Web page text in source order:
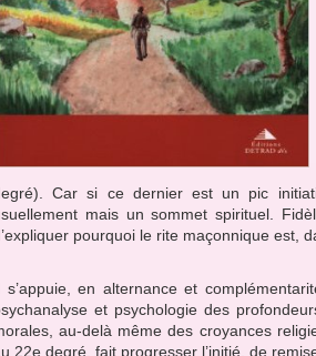
Car si ce dernier est un pic
mais un sommet spirituel.
pourquoi le rite maçonnique est,
s’appuie, en alternance et
et psychologie des
au-delà même des croyances
22e degré, fait progresser l’initié, de